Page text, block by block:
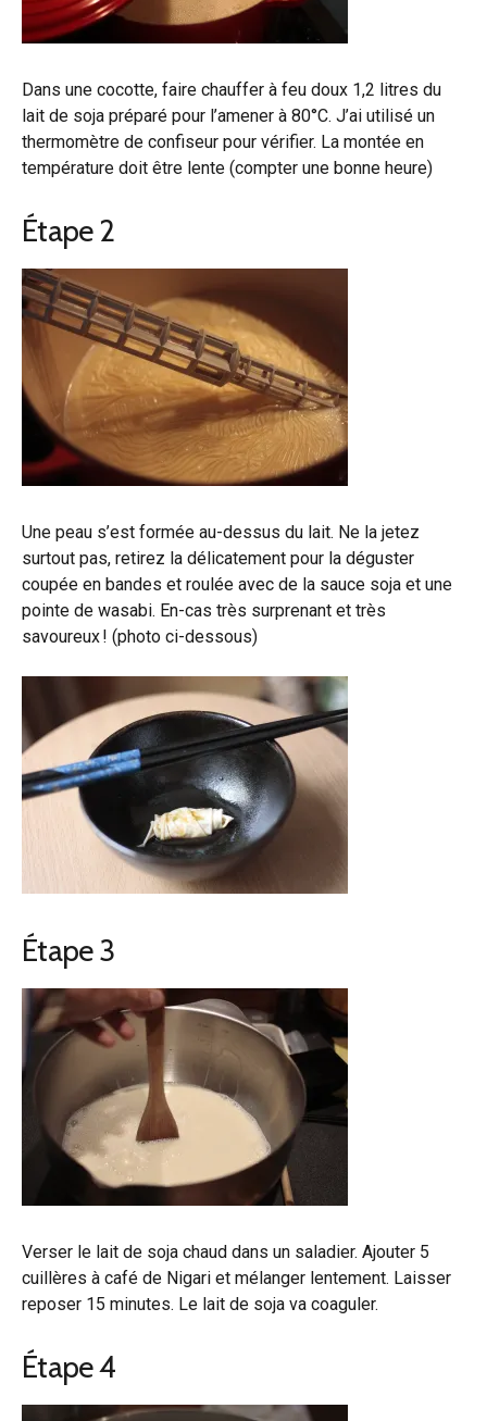
Dans une cocotte, faire chauffer à feu doux 1,2 litres du
lait de soja préparé pour l’amener à 80°C. J’ai utilisé un
thermomètre de confiseur pour vérifier. La montée en
température doit être lente (compter une bonne heure)
Étape 2
Une peau s’est formée au-dessus du lait. Ne la jetez
surtout pas, retirez la délicatement pour la déguster
coupée en bandes et roulée avec de la sauce soja et une
pointe de wasabi. En-cas très surprenant et très
savoureux ! (photo ci-dessous)
Étape 3
Verser le lait de soja chaud dans un saladier. Ajouter 5
cuillères à café de Nigari et mélanger lentement. Laisser
reposer 15 minutes. Le lait de soja va coaguler.
Étape 4